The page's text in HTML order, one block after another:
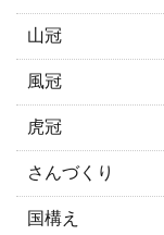
山冠
風冠
虎冠
さんづくり
国構え